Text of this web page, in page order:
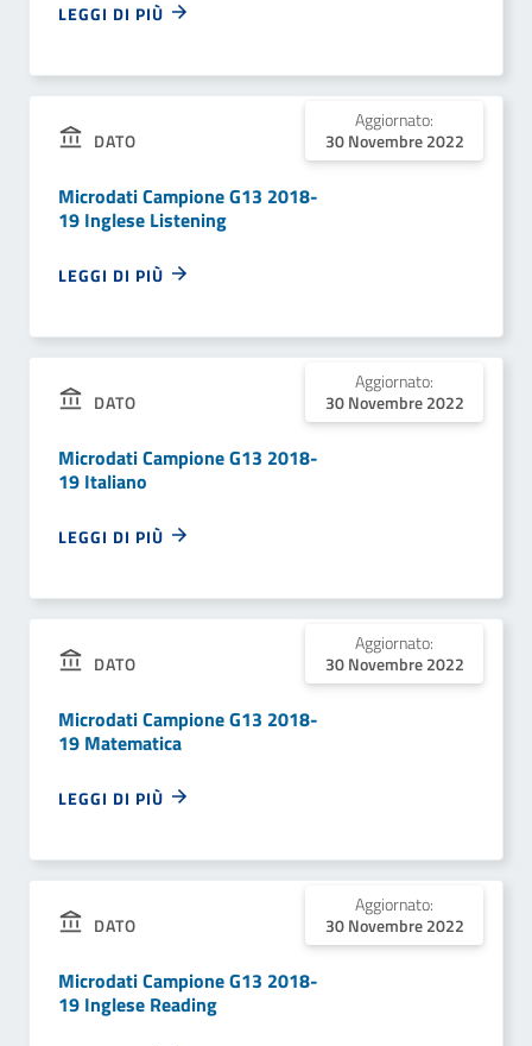
LEGGI DI PIÙ
DATO
Aggiornato:
30 Novembre 2022
Microdati Campione G13 2018-
19 Inglese Listening
LEGGI DI PIÙ
DATO
Aggiornato:
30 Novembre 2022
Microdati Campione G13 2018-
19 Italiano
LEGGI DI PIÙ
DATO
Aggiornato:
30 Novembre 2022
Microdati Campione G13 2018-
19 Matematica
LEGGI DI PIÙ
DATO
Aggiornato:
30 Novembre 2022
Microdati Campione G13 2018-
19 Inglese Reading